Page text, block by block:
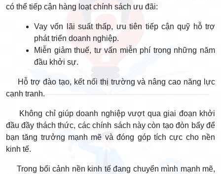
có thể tiếp cận hàng loạt chính sách ưu đãi:
Vay vốn lãi suất thấp, ưu tiên tiếp cận quỹ hỗ trợ
phát triển doanh nghiệp.
Miễn giảm thuế, tư vấn miễn phí trong những năm
đầu khởi sự.
Hỗ trợ đào tạo, kết nối thị trường và nâng cao năng lực
cạnh tranh.
Không chỉ giúp doanh nghiệp vượt qua giai đoạn khởi
đầu đầy thách thức, các chính sách này còn tạo đòn bẩy để
bạn tăng trưởng mạnh mẽ và đóng góp tích cực cho nền
kinh tế.
Trong bối cảnh nền kinh tế đang chuyển mình mạnh mẽ,